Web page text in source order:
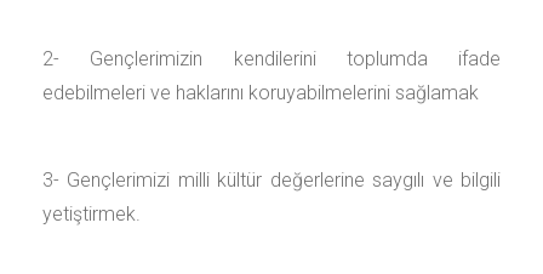
2- Gençlerimizin kendilerini toplumda ifade
edebilmeleri ve haklarını koruyabilmelerini sağlamak
3- Gençlerimizi milli kültür değerlerine saygılı ve bilgili
yetiştirmek.